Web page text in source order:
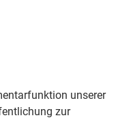
unserer
zur